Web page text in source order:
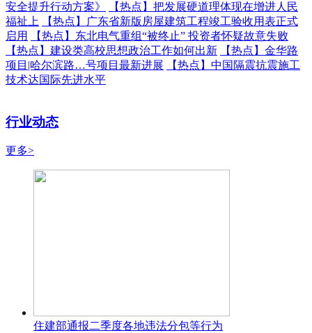
安全提升行动方案》
【热点】 把发展硬道理体现在增进人民
福祉上
【热点】
广东省新版房屋建筑工程竣工验收用表正式
启用
【热点】 东北电气重组“被终止” 投资者怀疑故意失败
【热点】 建设类高校思想政治工作如何出新 【热点】 金华路
项目|哈尔滨路…号项目最新进展
【热点】 中国隔震抗震施工
技术达国际先进水平
行业动态
更多>
住建部通报二季度各地违法分包等行为